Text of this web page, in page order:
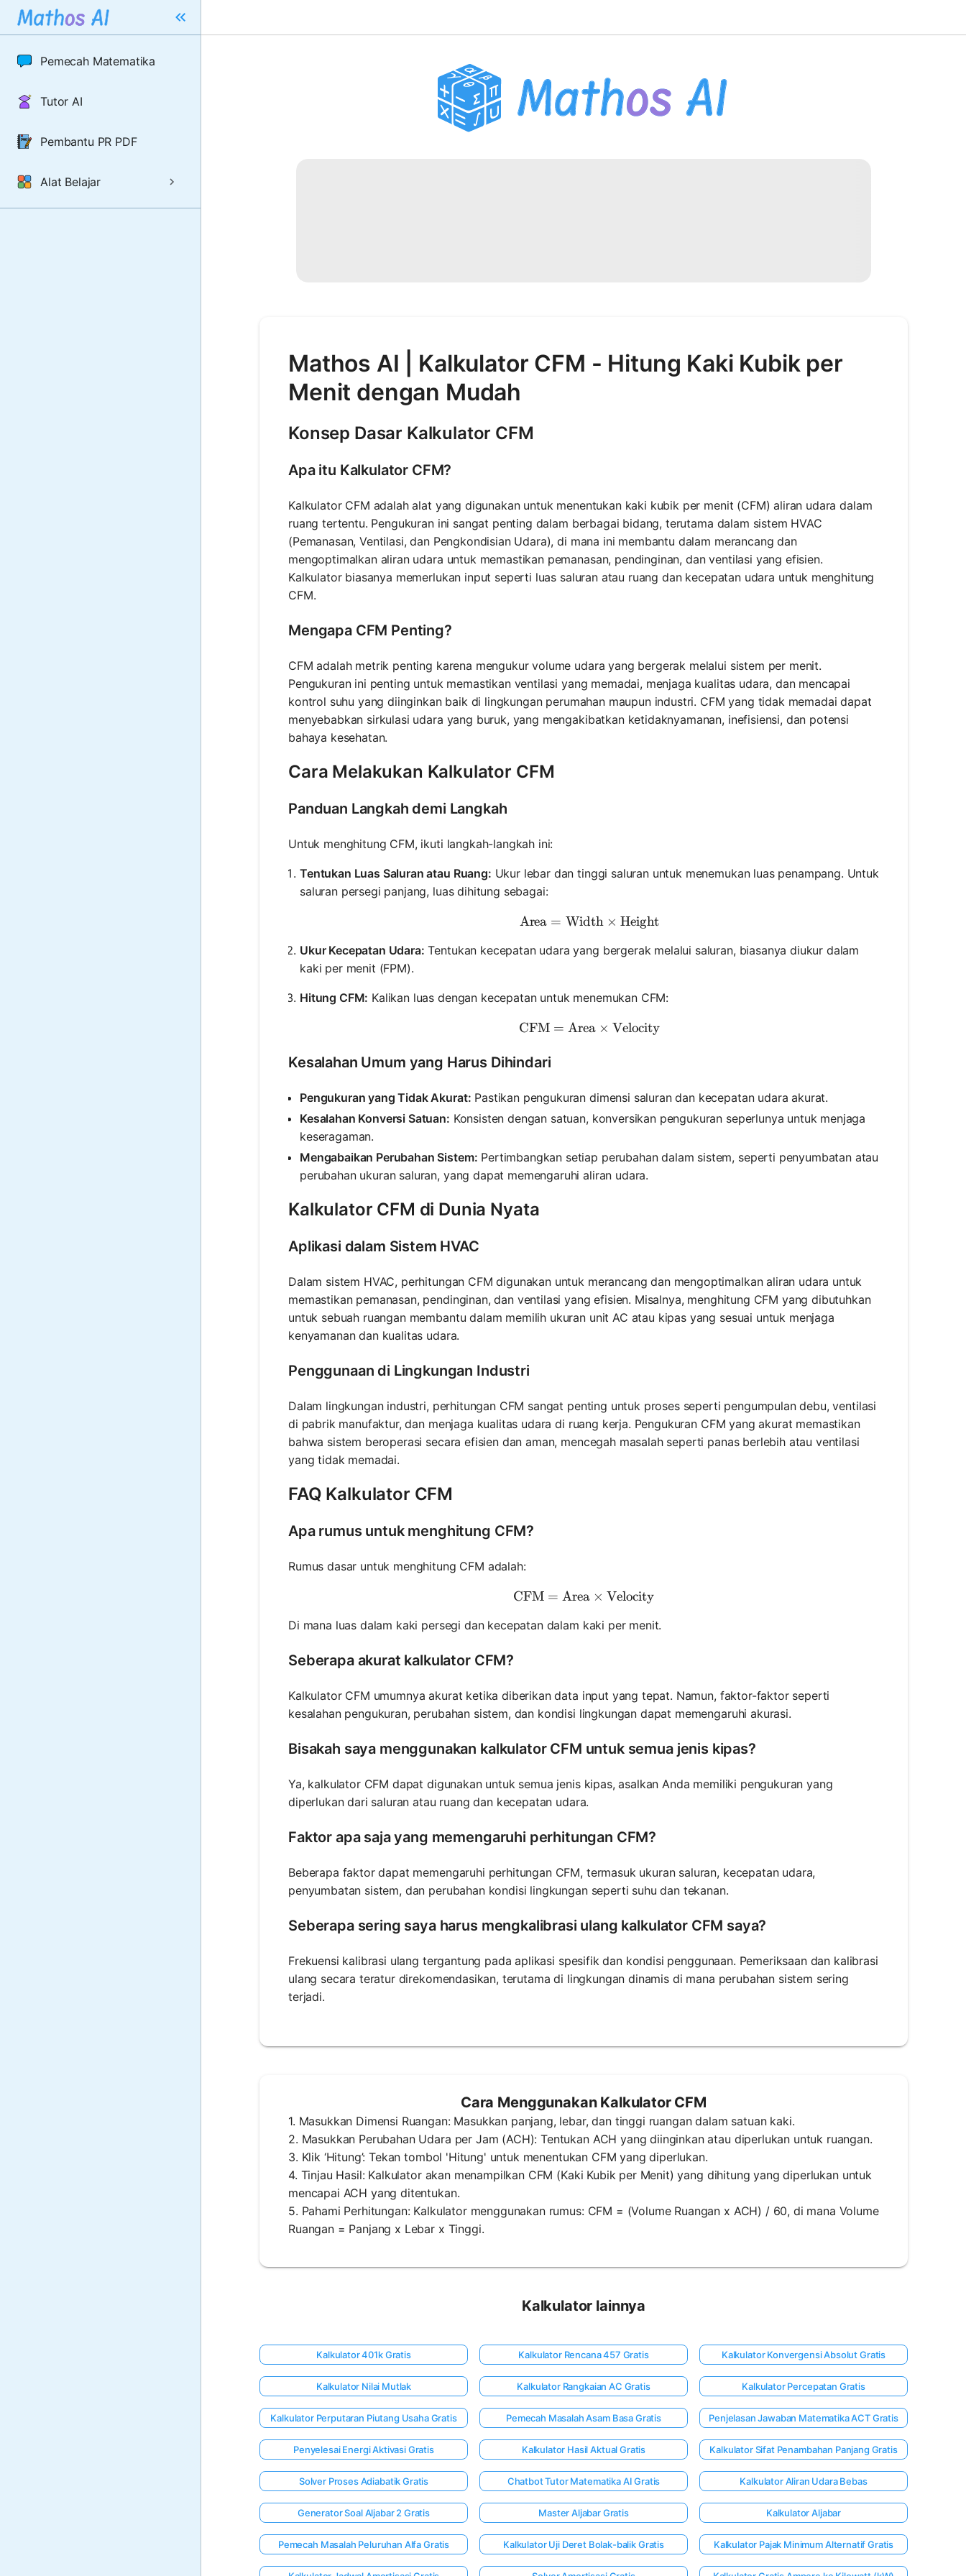
Pemecah Matematika
Tutor AI
Pembantu PR PDF
Alat Belajar
Mathos AI | Kalkulator CFM - Hitung Kaki Kubik per
Menit dengan Mudah
Konsep Dasar Kalkulator CFM
Apa itu Kalkulator CFM?
Kalkulator CFM adalah alat yang digunakan untuk menentukan kaki kubik per menit (CFM) aliran udara dalam
ruang tertentu. Pengukuran ini sangat penting dalam berbagai bidang, terutama dalam sistem HVAC
(Pemanasan, Ventilasi, dan Pengkondisian Udara), di mana ini membantu dalam merancang dan
mengoptimalkan aliran udara untuk memastikan pemanasan, pendinginan, dan ventilasi yang efisien.
Kalkulator biasanya memerlukan input seperti luas saluran atau ruang dan kecepatan udara untuk menghitung
CFM.
Mengapa CFM Penting?
CFM adalah metrik penting karena mengukur volume udara yang bergerak melalui sistem per menit.
Pengukuran ini penting untuk memastikan ventilasi yang memadai, menjaga kualitas udara, dan mencapai
kontrol suhu yang diinginkan baik di lingkungan perumahan maupun industri. CFM yang tidak memadai dapat
menyebabkan sirkulasi udara yang buruk, yang mengakibatkan ketidaknyamanan, inefisiensi, dan potensi
bahaya kesehatan.
Cara Melakukan Kalkulator CFM
Panduan Langkah demi Langkah
Untuk menghitung CFM, ikuti langkah-langkah ini:
Tentukan Luas Saluran atau Ruang: Ukur lebar dan tinggi saluran untuk menemukan luas penampang. Untuk
saluran persegi panjang, luas dihitung sebagai:
\text{Area} = \text{Width} \times \text{Height}
Area = Width × Height
Ukur Kecepatan Udara: Tentukan kecepatan udara yang bergerak melalui saluran, biasanya diukur dalam
kaki per menit (FPM).
Hitung CFM: Kalikan luas dengan kecepatan untuk menemukan CFM:
\text{CFM} = \text{Area} \times \text{Velocity}
CFM = Area × Velocity
Kesalahan Umum yang Harus Dihindari
Pengukuran yang Tidak Akurat: Pastikan pengukuran dimensi saluran dan kecepatan udara akurat.
Kesalahan Konversi Satuan: Konsisten dengan satuan, konversikan pengukuran seperlunya untuk menjaga
keseragaman.
Mengabaikan Perubahan Sistem: Pertimbangkan setiap perubahan dalam sistem, seperti penyumbatan atau
perubahan ukuran saluran, yang dapat memengaruhi aliran udara.
Kalkulator CFM di Dunia Nyata
Aplikasi dalam Sistem HVAC
Dalam sistem HVAC, perhitungan CFM digunakan untuk merancang dan mengoptimalkan aliran udara untuk
memastikan pemanasan, pendinginan, dan ventilasi yang efisien. Misalnya, menghitung CFM yang dibutuhkan
untuk sebuah ruangan membantu dalam memilih ukuran unit AC atau kipas yang sesuai untuk menjaga
kenyamanan dan kualitas udara.
Penggunaan di Lingkungan Industri
Dalam lingkungan industri, perhitungan CFM sangat penting untuk proses seperti pengumpulan debu, ventilasi
di pabrik manufaktur, dan menjaga kualitas udara di ruang kerja. Pengukuran CFM yang akurat memastikan
bahwa sistem beroperasi secara efisien dan aman, mencegah masalah seperti panas berlebih atau ventilasi
yang tidak memadai.
FAQ Kalkulator CFM
Apa rumus untuk menghitung CFM?
Rumus dasar untuk menghitung CFM adalah:
\text{CFM} = \text{Area} \times \text{Velocity}
CFM = Area × Velocity
Di mana luas dalam kaki persegi dan kecepatan dalam kaki per menit.
Seberapa akurat kalkulator CFM?
Kalkulator CFM umumnya akurat ketika diberikan data input yang tepat. Namun, faktor-faktor seperti
kesalahan pengukuran, perubahan sistem, dan kondisi lingkungan dapat memengaruhi akurasi.
Bisakah saya menggunakan kalkulator CFM untuk semua jenis kipas?
Ya, kalkulator CFM dapat digunakan untuk semua jenis kipas, asalkan Anda memiliki pengukuran yang
diperlukan dari saluran atau ruang dan kecepatan udara.
Faktor apa saja yang memengaruhi perhitungan CFM?
Beberapa faktor dapat memengaruhi perhitungan CFM, termasuk ukuran saluran, kecepatan udara,
penyumbatan sistem, dan perubahan kondisi lingkungan seperti suhu dan tekanan.
Seberapa sering saya harus mengkalibrasi ulang kalkulator CFM saya?
Frekuensi kalibrasi ulang tergantung pada aplikasi spesifik dan kondisi penggunaan. Pemeriksaan dan kalibrasi
ulang secara teratur direkomendasikan, terutama di lingkungan dinamis di mana perubahan sistem sering
terjadi.
Cara Menggunakan Kalkulator CFM
1. Masukkan Dimensi Ruangan: Masukkan panjang, lebar, dan tinggi ruangan dalam satuan kaki.
2. Masukkan Perubahan Udara per Jam (ACH): Tentukan ACH yang diinginkan atau diperlukan untuk ruangan.
3. Klik ‘Hitung’: Tekan tombol 'Hitung' untuk menentukan CFM yang diperlukan.
4. Tinjau Hasil: Kalkulator akan menampilkan CFM (Kaki Kubik per Menit) yang dihitung yang diperlukan untuk
mencapai ACH yang ditentukan.
5. Pahami Perhitungan: Kalkulator menggunakan rumus: CFM = (Volume Ruangan x ACH) / 60, di mana Volume
Ruangan = Panjang x Lebar x Tinggi.
Kalkulator lainnya
Kalkulator 401k Gratis Kalkulator Rencana 457 Gratis Kalkulator Konvergensi Absolut Gratis
Kalkulator Nilai Mutlak Kalkulator Rangkaian AC Gratis Kalkulator Percepatan Gratis
Kalkulator Perputaran Piutang Usaha Gratis Pemecah Masalah Asam Basa Gratis Penjelasan Jawaban Matematika ACT Gratis
Penyelesai Energi Aktivasi Gratis Kalkulator Hasil Aktual Gratis Kalkulator Sifat Penambahan Panjang Gratis
Solver Proses Adiabatik Gratis Chatbot Tutor Matematika AI Gratis Kalkulator Aliran Udara Bebas
Generator Soal Aljabar 2 Gratis Master Aljabar Gratis Kalkulator Aljabar
Pemecah Masalah Peluruhan Alfa Gratis Kalkulator Uji Deret Bolak-balik Gratis Kalkulator Pajak Minimum Alternatif Gratis